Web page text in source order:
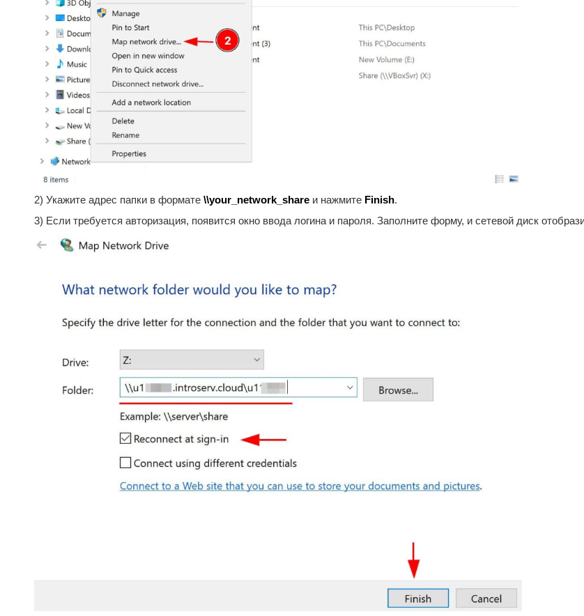
2) Укажите адрес папки в формате \\your_network_shareи нажмите Finish.
3) Если требуется авторизация, появится окно ввода логина и пароля. Заполните форму, и сетевой диск